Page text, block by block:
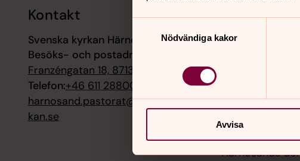
Nödvändiga kakor
Avvisa
Kontakt
Svenska kyrkan Härnösand
Besöks- och postadress:
Franzéngatan 18, 87131 Härnösand
Telefon:+46 611 28800
harnosand.pastorat@svenskakyr
kan.se
Kalender
7 augusti 19.00
Mässa, Högsjö
9 augusti 11.00
Högmässa -
Härnösands